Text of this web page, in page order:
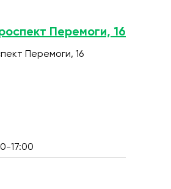
Перемоги, 16
Перемоги, 16
17:00